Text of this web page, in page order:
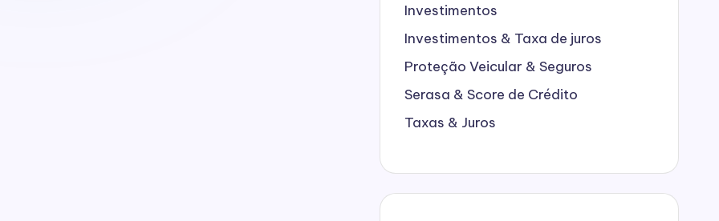
Investimentos
Investimentos & Taxa de juros
Proteção Veicular & Seguros
Serasa & Score de Crédito
Taxas & Juros